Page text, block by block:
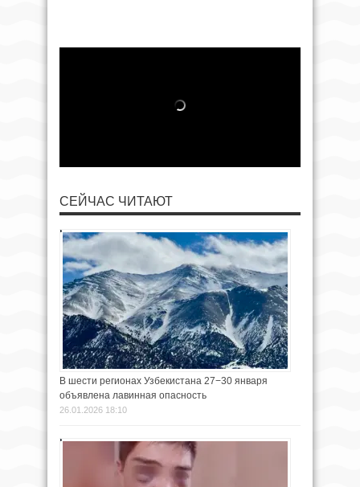
СЕЙЧАС ЧИТАЮТ
В шести регионах Узбекистана 27−30 января
объявлена лавинная опасность
26.01.2026 18:10